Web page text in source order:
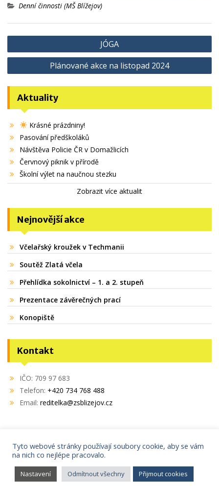
Denní činnosti (MŠ Blížejov)
Navigace
pro
příspěvek
JÓGA
Plánované akce na listopad 2024
Aktuality
Krásné prázdniny!
Pasování předškoláků
Návštěva Policie ČR v Domažlicích
Červnový piknik v přírodě
Školní výlet na naučnou stezku
Zobrazit více aktualit
Nejnovější akce
Včelařský kroužek v Techmanii
Soutěž Zlatá včela
Přehlídka sokolnictví – 1. a 2. stupeň
Prezentace závěrečných prací
Konopiště
Kontakt
IČO: 709 97 683
Telefon: +420 734 768 488
Email: reditelka@zsblizejov.cz
Copyright © 2021
Proudly powered by WordPress | Education Hub byWEN
Themes
Tyto webové stránky používají soubory cookie, aby se vám
na nich co nejlépe pracovalo.
Nastavení Odmítnout všechny Přijmout cookies